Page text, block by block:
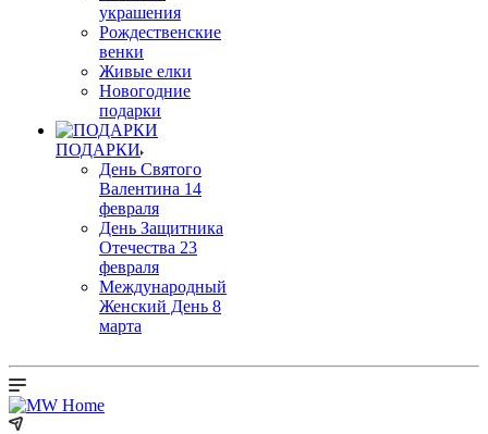
украшения
Рождественские
венки
Живые елки
Новогодние
подарки
ПОДАРКИ
День Святого
Валентина 14
февраля
День Защитника
Отечества 23
февраля
Международный
Женский День 8
марта